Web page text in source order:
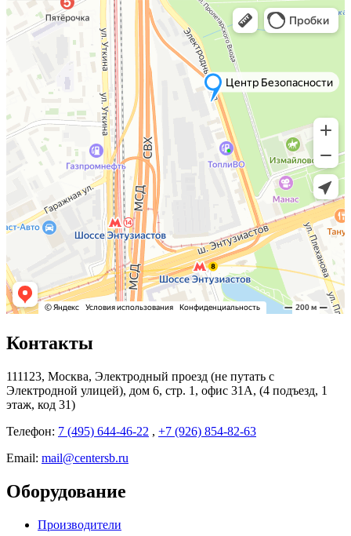
Контакты
111123, Москва, Электродный проезд (не путать с
Электродной улицей), дом 6, стр. 1, офис 31А, (4 подъезд, 1
этаж, код 31)
Телефон: 7 (495) 644-46-22 , +7 (926) 854-82-63
Email: mail@centersb.ru
Оборудование
Производители